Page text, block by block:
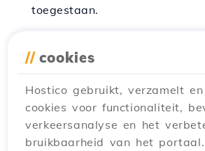
toegestaan.
activiteiten bevorderen zijn
Bittorrent-toepassingen,
bestandsdelingsactiviteiten
Het draaien van game servers
// cookies
Hostico gebruikt, verzamelt
cookies voor functionaliteit,
verkeersanalyse en het
bruikbaarheid van het portaal.